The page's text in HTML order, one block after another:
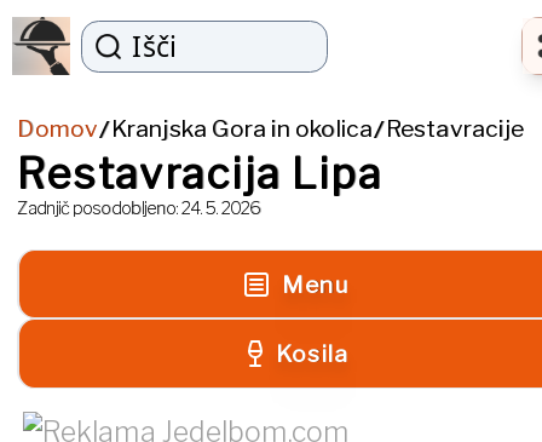
Išči
Domov/Kranjska Gora in okolica/Restavracije
Restavracija Lipa
Zadnjič posodobljeno:24. 5. 2026
Menu
Kosila